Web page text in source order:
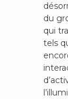
du
qui
tels